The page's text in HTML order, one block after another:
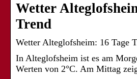
Wetter
Trend
Wetter Alteglofsheim: 16 Tage
In Alteglofsheim ist es am
Werten von 2°C. Am Mittag